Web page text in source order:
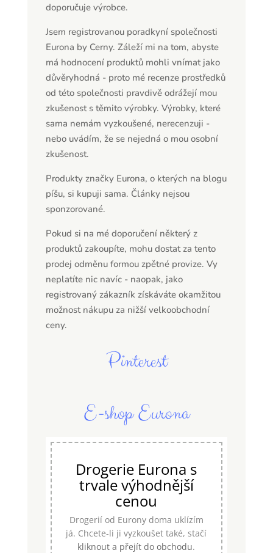
doporučuje výrobce.
Jsem registrovanou poradkyní společnosti
Eurona by Cerny. Záleží mi na tom, abyste
má hodnocení produktů mohli vnímat jako
důvěryhodná - proto mé recenze prostředků
od této společnosti pravdivě odrážejí mou
zkušenost s těmito výrobky. Výrobky, které
sama nemám vyzkoušené, nerecenzuji -
nebo uvádím, že se nejedná o mou osobní
zkušenost.
Produkty značky Eurona, o kterých na blogu
píšu, si kupuji sama. Články nejsou
sponzorované.
Pokud si na mé doporučení některý z
produktů zakoupíte, mohu dostat za tento
prodej odměnu formou zpětné provize. Vy
neplatíte nic navíc - naopak, jako
registrovaný zákazník získáváte okamžitou
možnost nákupu za nižší velkoobchodní
ceny.
Pinterest
E-shop Eurona
Drogerie Eurona s
trvale výhodnější
cenou
Drogerií od Eurony doma uklízím
já. Chcete-li ji vyzkoušet také, stačí
kliknout a přejít do obchodu.